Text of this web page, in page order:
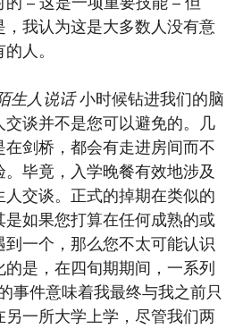
，我认为这是大多数人没有意
人。
生人说话小时候钻进我们的脑
谈并不是您可以避免的。几
剑桥，都会有走进房间而不
毕竟，入学晚餐有效地涉及
交谈。正式的掉期在类似的
是如果您打算在任何成熟的或
一个，那么您不太可能认识
是，在四旬期期间，一系列
事件意味着我最终与我之前只
一所大学上学，尽管我们两